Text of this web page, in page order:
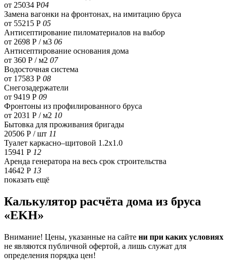
от 25034 Р04
Замена вагонки на фронтонах, на имитацию бруса
от 55215 Р 05
Антисептирование пиломатериалов на выбор
от 2698 Р / м3 06
Антисептирование основания дома
от 360 Р / м2 07
Водосточная система
от 17583 Р 08
Снегозадержатели
от 9419 Р 09
Фронтоны из профилированного бруса
от 2031 Р / м2 10
Бытовка для проживания бригады
20506 Р / шт 11
Туалет каркасно–щитовой 1.2х1.0
15941 Р 12
Аренда генератора на весь срок строительства
14642 Р 13
показать ещё
Калькулятор расчёта дома из бруса
«EKH»
Внимание! Цены, указанные на сайте ни при каких условиях
не являются публичной офертой, а лишь служат для
определения порядка цен!